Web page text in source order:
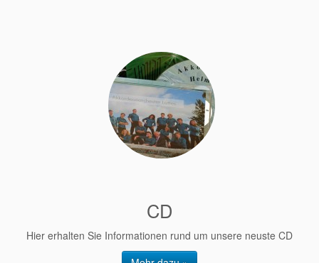
CD
Hier erhalten Sie Informationen rund um unsere neuste CD